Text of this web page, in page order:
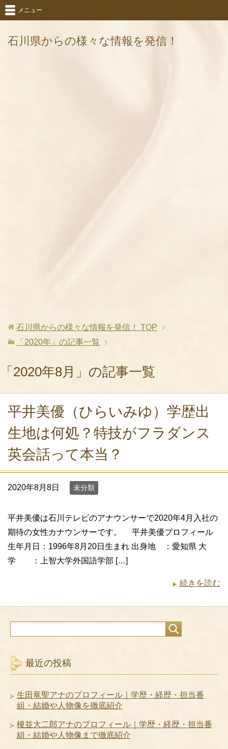
石川県からの様々な情報を発信！
メニュー
石川県からの様々な情報を発信！
TOP
「2020年」の記事一覧
「2020年8月」の記事一覧
平井美優（ひらいみゆ）学歴出
生地は何処？特技がフラダンス
英会話って本当？
2020年8月8日 未分類
平井美優は石川テレビのアナウンサーで2020年4月入社の
期待の女性カナウンサーです。 平井美優プロフィール
生年月日：1996年8月20日生まれ 出身地 ：愛知県 大
学 ：上智大学外国語学部 […]
続きを読む
最近の投稿
生田竜聖アナのプロフィール｜学歴・経歴・担当番
組・結婚や人物像を徹底紹介
榎並大二郎アナのプロフィール｜学歴・経歴・担当番
組・結婚や人物像まで徹底紹介